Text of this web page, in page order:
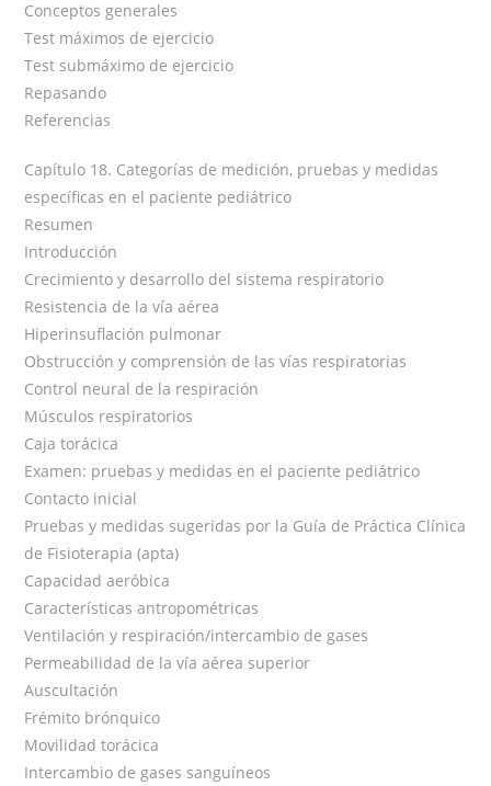
Conceptos generales
Test máximos de ejercicio
Test submáximo de ejercicio
Repasando
Referencias
Capítulo 18. Categorías de medición, pruebas y medidas
específicas en el paciente pediátrico
Resumen
Introducción
Crecimiento y desarrollo del sistema respiratorio
Resistencia de la vía aérea
Hiperinsuflación pulmonar
Obstrucción y comprensión de las vías respiratorias
Control neural de la respiración
Músculos respiratorios
Caja torácica
Examen: pruebas y medidas en el paciente pediátrico
Contacto inicial
Pruebas y medidas sugeridas por la Guía de Práctica Clínica
de Fisioterapia (apta)
Capacidad aeróbica
Características antropométricas
Ventilación y respiración/intercambio de gases
Permeabilidad de la vía aérea superior
Auscultación
Frémito brónquico
Movilidad torácica
Intercambio de gases sanguíneos